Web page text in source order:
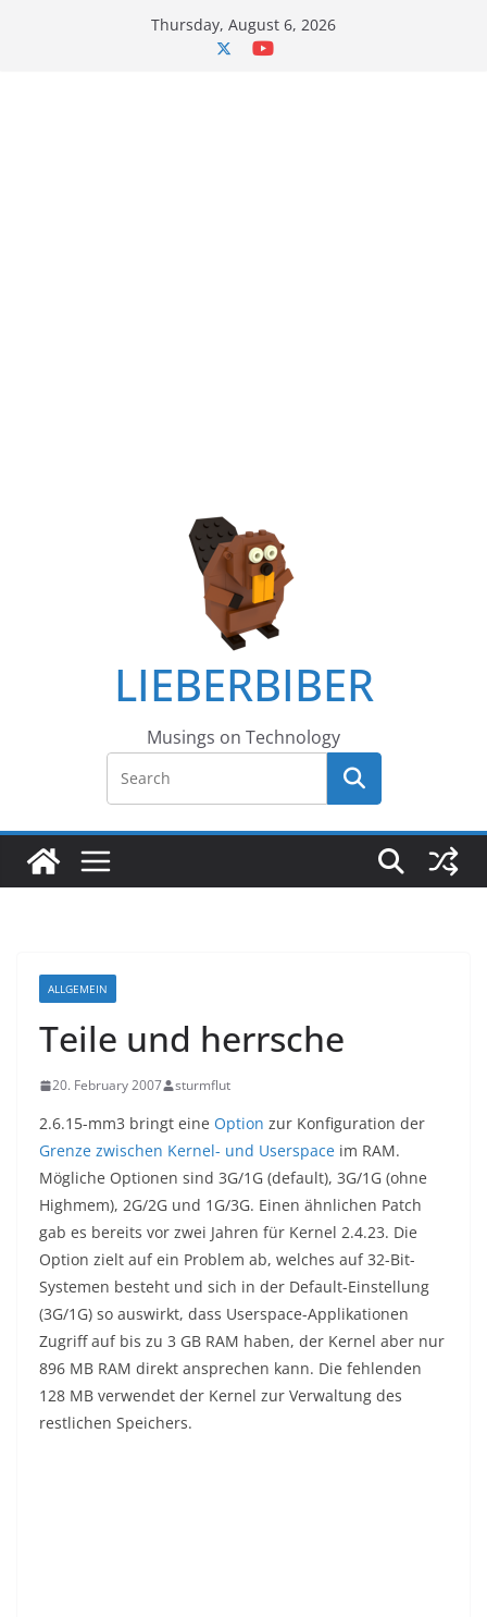
Thursday, August 6, 2026
LIEBERBIBER
Musings on Technology
ALLGEMEIN
Teile und herrsche
20. February 2007 sturmflut
2.6.15-mm3 bringt eine Option zur Konfiguration der
Grenze zwischen Kernel- und Userspace im RAM.
Mögliche Optionen sind 3G/1G (default), 3G/1G (ohne
Highmem), 2G/2G und 1G/3G. Einen ähnlichen Patch
gab es bereits vor zwei Jahren für Kernel 2.4.23. Die
Option zielt auf ein Problem ab, welches auf 32-Bit-
Systemen besteht und sich in der Default-Einstellung
(3G/1G) so auswirkt, dass Userspace-Applikationen
Zugriff auf bis zu 3 GB RAM haben, der Kernel aber nur
896 MB RAM direkt ansprechen kann. Die fehlenden
128 MB verwendet der Kernel zur Verwaltung des
restlichen Speichers.